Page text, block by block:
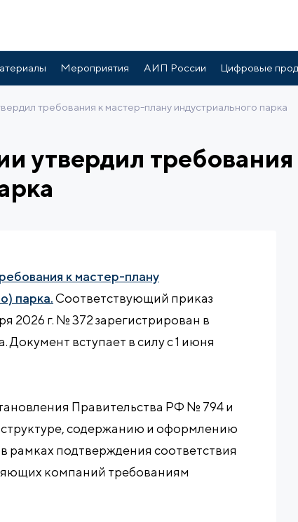
Мероприятия АИП России Цифровые
требования к мастер-плану индустриального парка
утвердил
к мастер-плану
парка.Соответствующий приказ
2026 г. № 372 зарегистрирован в
вступает в силу с 1 июня
Правительства РФ № 794 и
содержанию и оформлению
рамках подтверждения соответствия
компаний требованиям